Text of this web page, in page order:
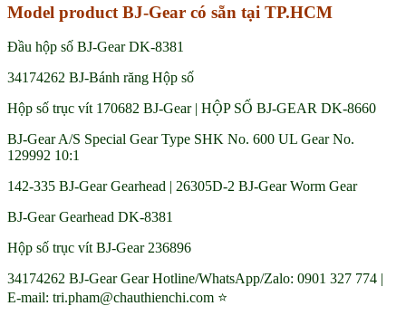
Model product BJ-Gear có sẵn tại TP.HCM
Đầu hộp số BJ-Gear DK-8381
34174262 BJ-Bánh răng Hộp số
Hộp số trục vít 170682 BJ-Gear | HỘP SỐ BJ-GEAR DK-8660
BJ-Gear A/S Special Gear Type SHK No. 600 UL Gear No.
129992 10:1
142-335 BJ-Gear Gearhead | 26305D-2 BJ-Gear Worm Gear
BJ-Gear Gearhead DK-8381
Hộp số trục vít BJ-Gear 236896
34174262 BJ-Gear Gear Hotline/WhatsApp/Zalo: 0901 327 774 |
E-mail: tri.pham@chauthienchi.com ⭐